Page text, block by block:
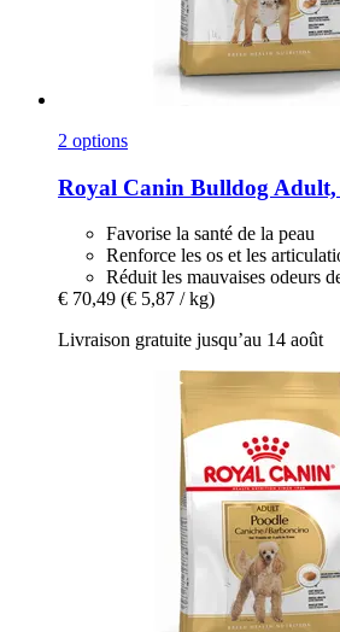
2 options
Royal Canin Bulldog Adult,
Favorise la santé de la peau
Renforce les os et les
Réduit les mauvaises odeurs
€ 70,49 (€ 5,87 / kg)
Livraison gratuite jusqu’au 14 août